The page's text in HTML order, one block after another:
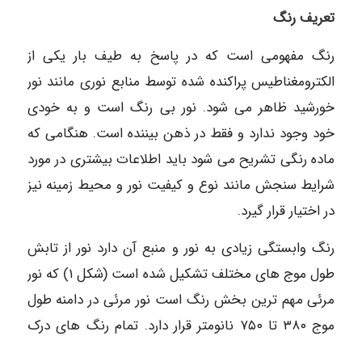
تعریف رنگ
رنگ مفهومی است که در پاسخ به طیف بار یکی از
الکترومغناطیس پراکنده شده توسط منابع نوری مانند نور
خورشید ظاهر می شود. نور بی رنگ است و به خودی
خود وجود ندارد و فقط در ذهن بیننده است. هنگامی که
ماده رنگی تشریح می شود باید اطلاعات بیشتری در مورد
شرایط سنجش مانند نوع و کیفیت نور و محیط زمینه نیز
در اختیار قرار گیرد.
رنگ وابستگی زیادی به نور و منبع آن دارد نور از تابش
طول موج های مختلف تشکیل شده است (شکل ۱) که نور
مرئی مهم ترین بخش رنگ است نور مرئی در دامنه طول
موج ۳۸۰ تا ۷۵۰ نانومتر قرار دارد. تمام رنگ های درک